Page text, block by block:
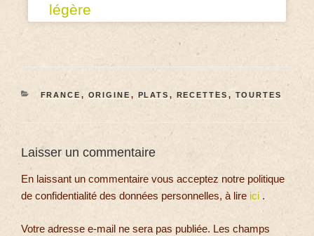
légère
FRANCE , ORIGINE , PLATS , RECETTES , TOURTES
Laisser un commentaire
En laissant un commentaire vous acceptez notre politique
de confidentialité des données personnelles, à lire ici .
Votre adresse e-mail ne sera pas publiée. Les champs